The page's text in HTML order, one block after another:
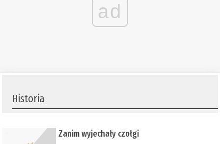
ad
Historia
Zanim wyjechały czołgi